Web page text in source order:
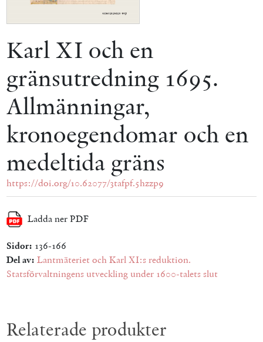
Karl XI och en
gränsutredning 1695.
Allmänningar,
kronoegendomar och en
medeltida gräns
https://doi.org/10.62077/3tafpf.5hzzp9
Ladda ner PDF
Sidor: 136-166
Del av: Lantmäteriet och Karl XI:s reduktion.
Statsförvaltningens utveckling under 1600-talets slut
Relaterade produkter